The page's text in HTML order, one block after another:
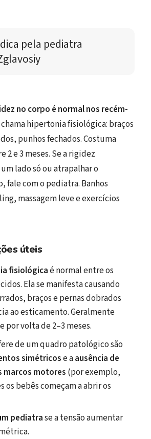
no corpo é normal nos recém-
hipertonia fisiológica: braços
punhos fechados. Costuma
2 e 3 meses. Se a rigidez
lado só ou atrapalhar o
fale com o pediatra. Banhos
massagem leve e exercícios
úteis
fisiológicaé normal entre os
Ela se manifesta causando
braços e pernas dobrados
ao esticamento. Geralmente
por volta de 2–3 meses.
de um quadro patológico são
simétricose aausência de
marcos motores (por exemplo,
os bebês começam a abrir os
pediatrase a tensão aumentar